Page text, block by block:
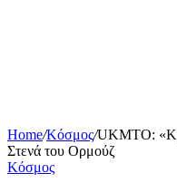
Home/Κόσμος/UKMTO:
Στενά του Ορμούζ
Κόσμος